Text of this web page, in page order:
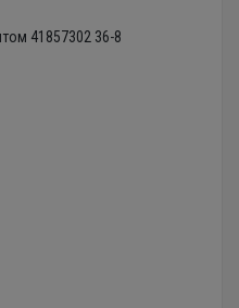
41857302 36-8